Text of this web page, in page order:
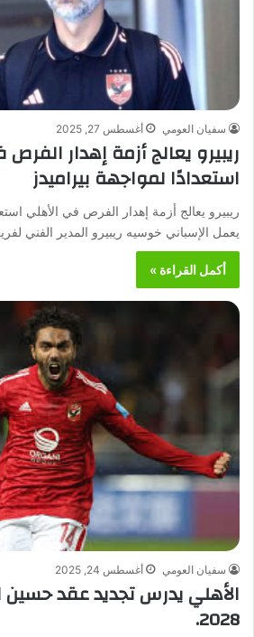
سفيان العومي أغسطس 27, 2025
ريبيرو يعالج أزمة إهدار
استعدادًا لمواجهة بيراميدز
ريبيرو يعالج أزمة إهدار الفرص في الأهلي
يعمل الإسباني خوسيه ريبيرو المدير الفني
أكمل القراءة »
سفيان العومي أغسطس 24, 2025
الأهلي يدرس تجديد عقد
2028.